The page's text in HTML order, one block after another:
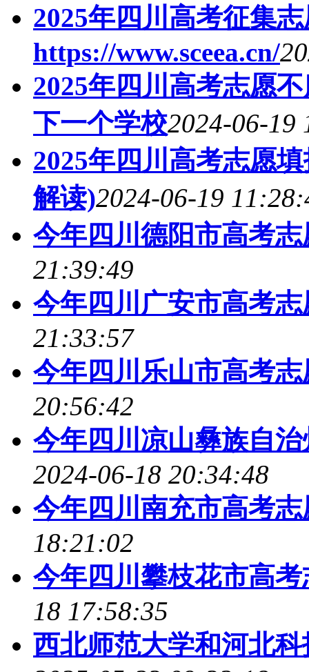
2025年四川高考征集
https://www.sceea.cn/
2025年四川高考志愿
下一个学校2024-06-19
2025年四川高考志愿
解读)2024-06-19
今年四川德阳市高考
21:39:49
今年四川广安市高考
21:33:57
今年四川乐山市高考
20:56:42
今年四川凉山彝族自
2024-06-18 20:34:48
今年四川南充市高考
18:21:02
今年四川攀枝花市高
18 17:58:35
西北师范大学和河北